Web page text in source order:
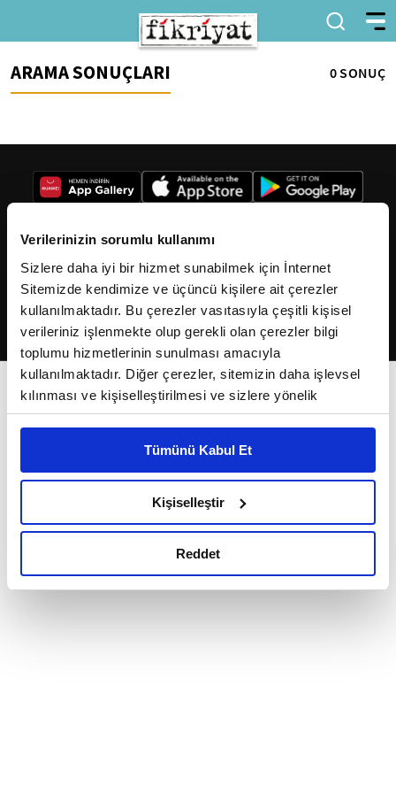
Verilerinizin sorumlu kullanımı
Sizlere daha iyi bir hizmet sunabilmek için İnternet
Sitemizde kendimize ve üçüncü kişilere ait çerezler
kullanılmaktadır. Bu çerezler vasıtasıyla çeşitli kişisel
verileriniz işlenmekte olup gerekli olan çerezler bilgi
toplumu hizmetlerinin sunulması amacıyla
kullanılmaktadır. Diğer çerezler, sitemizin daha işlevsel
kılınması ve kişiselleştirilmesi ve sizlere yönelik
reklam/pazarlama faaliyetlerinin yapılması, amaçlarıyla
Çerezlere ilişkin tercihlerinizi çerez paneli vasıtasıyla
belirleyebilirsiniz. Çerezlere ilişkin detaylı bilgi için
Ayarlar butonuna tıklayabilir,Çerez Bilgilendirme
Metnimizi ziyaret edebilirsiniz.
okumak ve sitemizi ziyaretiniz kapsamında
Tümünü Kabul Et
Kişiselleştir
Reddet
ARAMA SONUÇLARI 0 SONUÇ
2026Fikriyat. Tüm hakları saklıdır.